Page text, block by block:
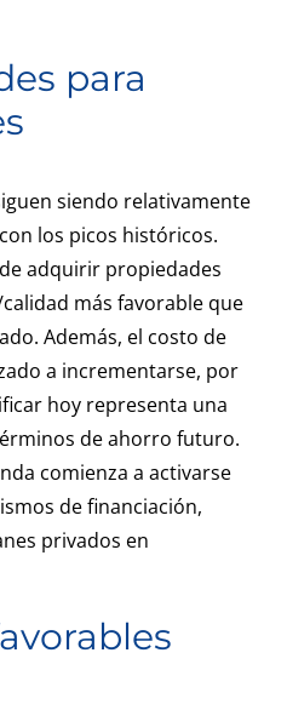
para
siendo relativamente
los picos históricos.
adquirir propiedades
más favorable que
Además, el costo de
a incrementarse, por
hoy representa una
de ahorro futuro.
comienza a activarse
de financiación,
privados en